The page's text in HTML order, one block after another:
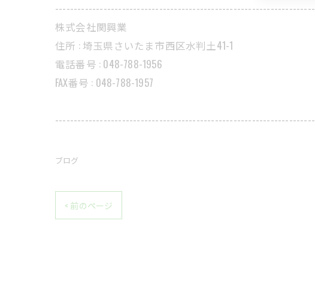
----------------------------------------------------------------------
株式会社関興業
住所 : 埼玉県さいたま市西区水判土41-1
電話番号 : 048-788-1956
FAX番号 : 048-788-1957
----------------------------------------------------------------------
ブログ
< 前のページ